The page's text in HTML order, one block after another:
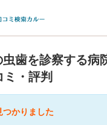
歯を診察する病
ミ・評判
つかりました